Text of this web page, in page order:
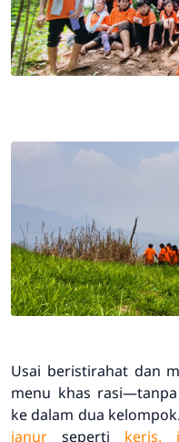
Usai beristirahat dan
menu khas rasi
ke dalam dua
janur seperti keris,